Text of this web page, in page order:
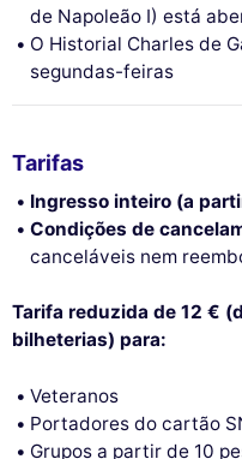
de Napoleão I) está
O Historial Charles de
segundas-feiras
Tarifas
Ingresso inteiro (a
Condições de
canceláveis nem
Tarifa reduzida de 12 €
bilheterias) para:
Veteranos
Portadores do cartão
Grupos a partir de 10